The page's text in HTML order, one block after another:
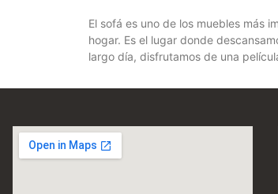
El sofá es uno de los muebles más
hogar. Es el lugar donde
largo día, disfrutamos de una